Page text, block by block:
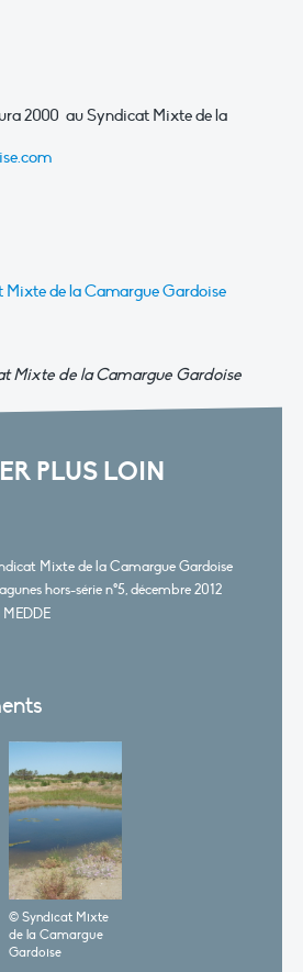
2000 au Syndicat Mixte de la
de la Camargue Gardoise
Mixte de la Camargue Gardoise
PLUS LOIN
Mixte de la Camargue Gardoise
hors-série n°5, décembre 2012
© Syndicat Mixte
de la Camargue
Gardoise